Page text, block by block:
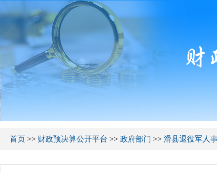
首页 >> 财政预决算公开平台 >> 政府部门 >> 滑县退役军人